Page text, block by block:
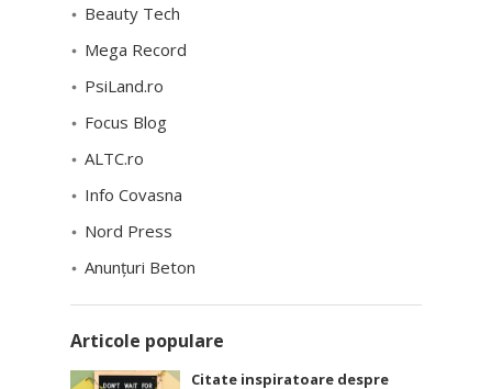
Beauty Tech
Mega Record
PsiLand.ro
Focus Blog
ALTC.ro
Info Covasna
Nord Press
Anunțuri Beton
Articole populare
Citate inspiratoare despre